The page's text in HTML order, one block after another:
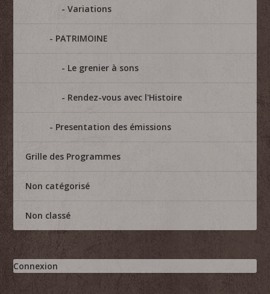
Variations
PATRIMOINE
Le grenier à sons
Rendez-vous avec l'Histoire
Presentation des émissions
Grille des Programmes
Non catégorisé
Non classé
Connexion